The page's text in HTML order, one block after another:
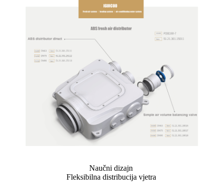
Naučni dizajn
Fleksibilna distribucija vjetra